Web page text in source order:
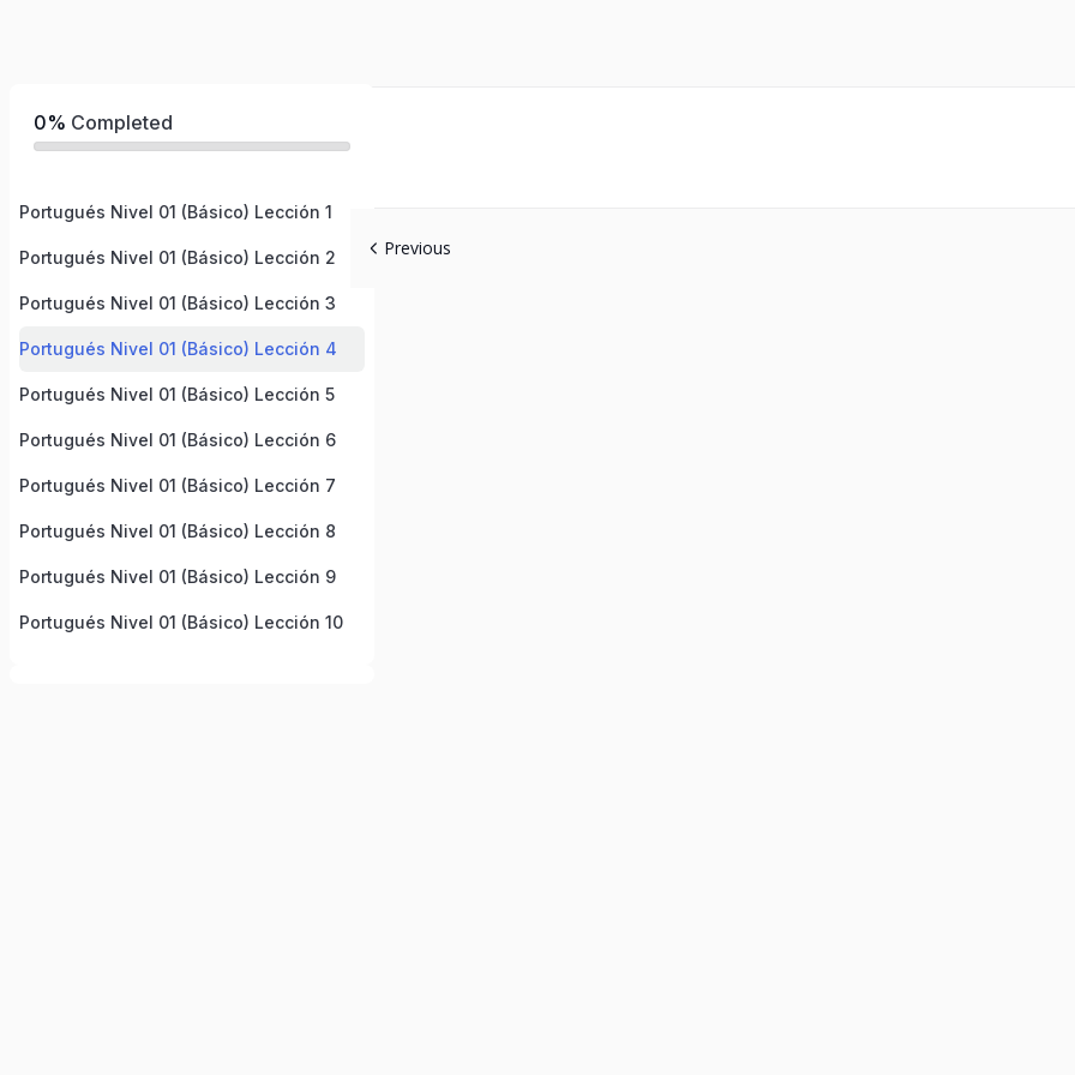
0% Completed
Portugués Nivel 01 (Básico) Lección 1
Portugués Nivel 01 (Básico) Lección 2
Portugués Nivel 01 (Básico) Lección 3
Portugués Nivel 01 (Básico) Lección 4
Portugués Nivel 01 (Básico) Lección 5
Portugués Nivel 01 (Básico) Lección 6
Portugués Nivel 01 (Básico) Lección 7
Portugués Nivel 01 (Básico) Lección 8
Portugués Nivel 01 (Básico) Lección 9
Portugués Nivel 01 (Básico) Lección 10
Previous